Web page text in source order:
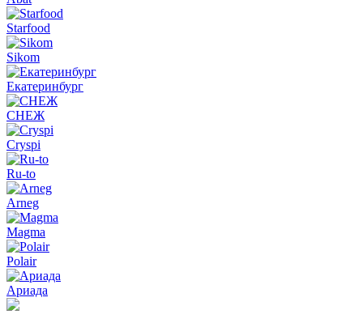
Starfood
Sikom
Екатеринбург
СНЕЖ
Cryspi
Ru-to
Arneg
Magma
Polair
Ариада